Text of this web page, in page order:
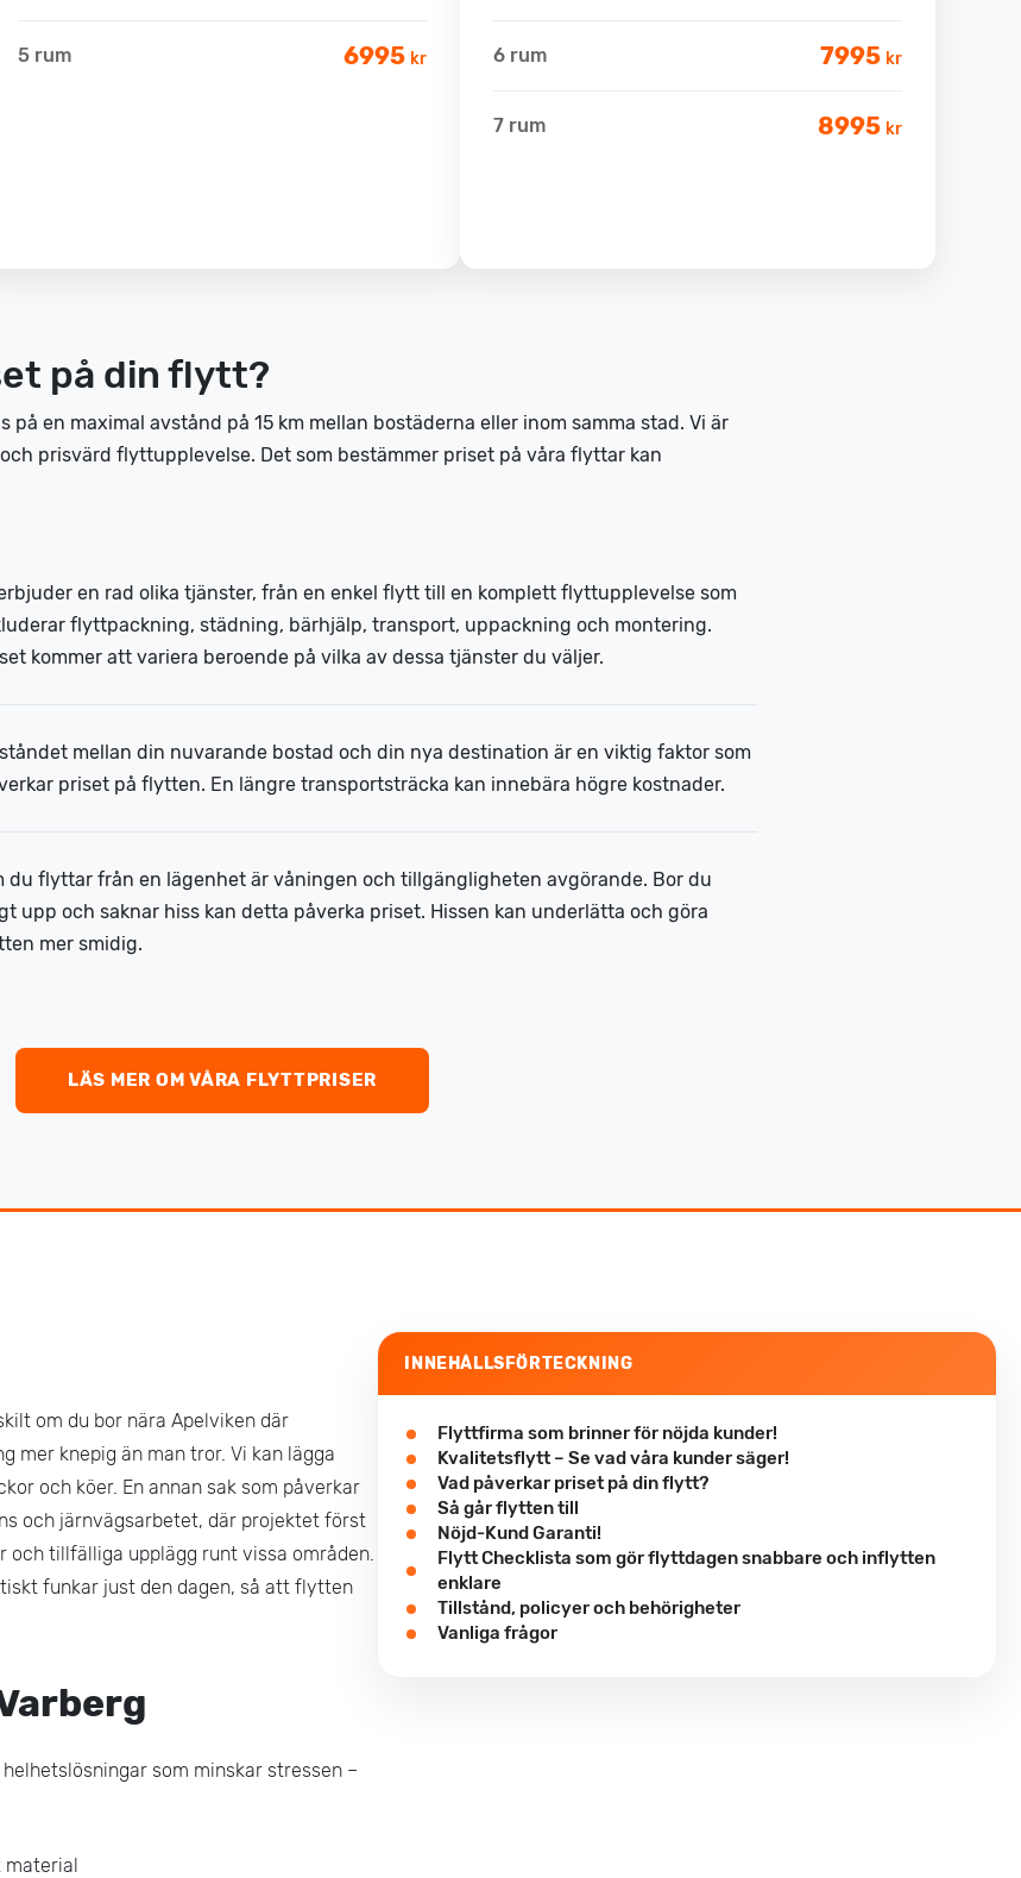
5 rum 6995 kr 6 rum 7995 kr
7 rum 8995 kr
på din flytt?
på en maximal avstånd på 15 km mellan bostäderna eller inom samma stad. Vi är
prisvärd flyttupplevelse. Det som bestämmer priset på våra flyttar kan
en rad olika tjänster, från en enkel flytt till en komplett flyttupplevelse som
flyttpackning, städning, bärhjälp, transport, uppackning och montering.
kommer att variera beroende på vilka av dessa tjänster du väljer.
mellan din nuvarande bostad och din nya destination är en viktig faktor som
priset på flytten. En längre transportsträcka kan innebära högre kostnader.
du flyttar från en lägenhet är våningen och tillgängligheten avgörande. Bor du
upp och saknar hiss kan detta påverka priset. Hissen kan underlätta och göra
mer smidig.
LÄS MER OM VÅRA FLYTTPRISER
om du bor nära Apelviken där
mer knepig än man tror. Vi kan lägga
och köer. En annan sak som påverkar
och järnvägsarbetet, där projektet först
och tillfälliga upplägg runt vissa områden.
funkar just den dagen, så att flytten
som minskar stressen –
material
INNEHÅLLSFÖRTECKNING
Flyttfirma som brinner för nöjda kunder!
Kvalitetsflytt – Se vad våra kunder säger!
Vad påverkar priset på din flytt?
Så går flytten till
Nöjd-Kund Garanti!
Flytt Checklista som gör flyttdagen snabbare och inflytten
enklare
Tillstånd, policyer och behörigheter
Vanliga frågor